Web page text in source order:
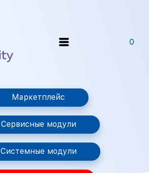
0
Маркетплейс
Сервисные модули
Системные модули